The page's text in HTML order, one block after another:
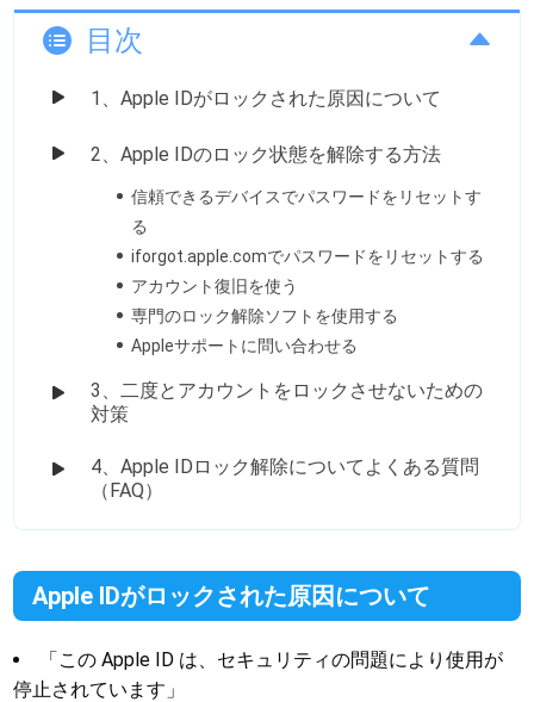
目次
1、Apple IDがロックされた原因について
2、Apple IDのロック状態を解除する方法
信頼できるデバイスでパスワードをリセットす
る
iforgot.apple.comでパスワードをリセットする
アカウント復旧を使う
専門のロック解除ソフトを使用する
Appleサポートに問い合わせる
3、二度とアカウントをロックさせないための
対策
4、Apple IDロック解除についてよくある質問
（FAQ）
Apple IDがロックされた原因について
「この Apple ID は、セキュリティの問題により使用が
停止されています」